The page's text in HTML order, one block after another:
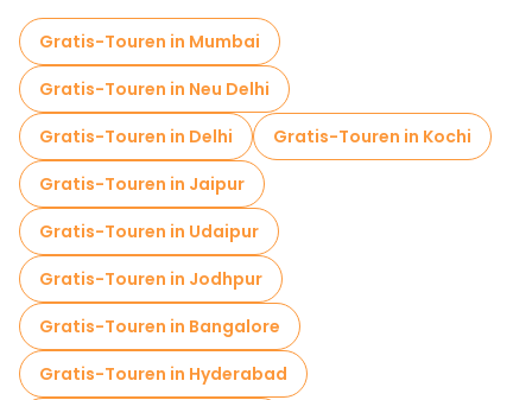
Führungen für kleine Gruppen in Varanasi
Fahrradtouren in Varanasi
Food-Touren in Varanasi
Kostenlose Führungen in der Nähe Dashashwamedh Ghat
Kostenlose Führungen in der Nähe Assi Ghat
Gratis-Touren in Mumbai
Gratis-Touren in Neu Delhi
Gratis-Touren in Delhi
Gratis-Touren in Kochi
Gratis-Touren in Jaipur
Gratis-Touren in Udaipur
Gratis-Touren in Jodhpur
Gratis-Touren in Bangalore
Gratis-Touren in Hyderabad